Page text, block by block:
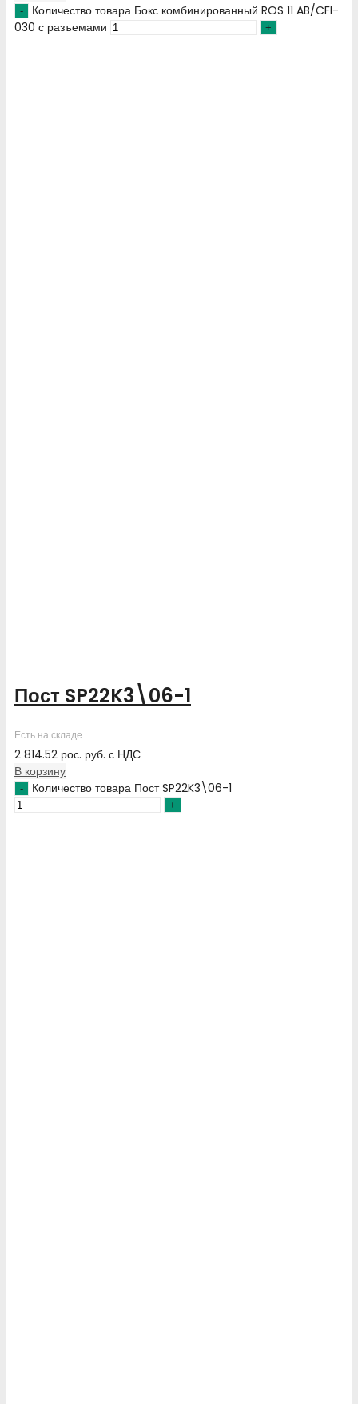
Количество товара Бокс комбинированный ROS 11 AB/CFI-
030 с разъемами
Пост SP22K3\06-1
Есть на складе
2 814.52 рос. руб. с НДС
В корзину
Количество товара Пост SP22K3\06-1